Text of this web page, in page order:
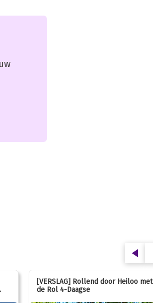
[VERSLAG] Rollend door Heiloo met
de Rol 4-Daagse